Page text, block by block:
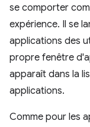
se comporter
expérience. Il se
applications des
propre fenêtre
apparaît dans la
applications.
Comme pour les